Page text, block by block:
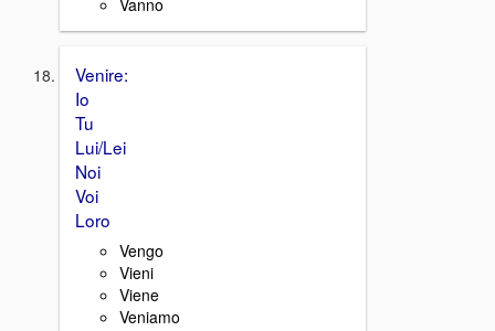
Venire:
Io
Tu
Lui/Lei
Noi
Voi
Loro
Vengo
Vieni
Viene
Veniamo